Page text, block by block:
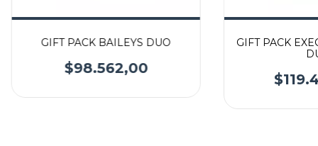
GIFT PACK BAILEYS DUO
$98.562,00
GIFT PACK